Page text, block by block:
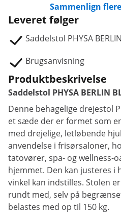
Sammenlign
Leveret følger
Saddelstol PHYSA
Brugsanvisning
Produktbeskrivelse
Saddelstol PHYSA BERLIN
Denne behagelige drejestol
et sæde der er formet som
med drejelige, letløbende
anvendelse i frisørsaloner,
tatovører, spa- og wellness-
hjemmet. Den kan justeres i
vinkel kan indstilles. Stolen
rundt med, selv på
belastes med op til 150 kg.